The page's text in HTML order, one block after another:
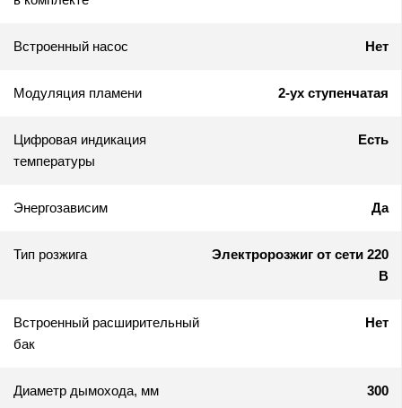
Встроенный насос Нет
Модуляция пламени 2-ух ступенчатая
Цифровая индикация
температуры
Есть
Энергозависим Да
Тип розжига
Электророзжиг от сети 220
В
Встроенный расширительный
бак
Нет
Диаметр дымохода, мм 300